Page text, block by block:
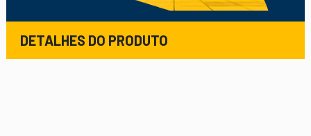
DETALHES DO PRODUTO